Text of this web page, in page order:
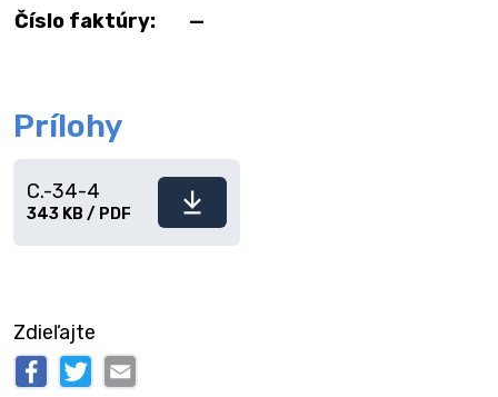
Číslo faktúry:
—
Prílohy
Stiahnuť
C.-34-4
343 KB / PDF
Zdieľajte